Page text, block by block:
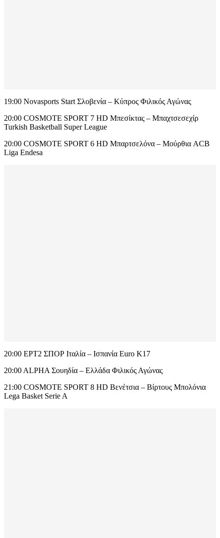
19:00 Novasports Start Σλοβενία – Κύπρος Φιλικός Αγώνας
20:00 COSMOTE SPORT 7 HD Μπεσίκτας – Μπαχτσεσεχίρ
Turkish Basketball Super League
20:00 COSMOTE SPORT 6 HD Μπαρτσελόνα – Μούρθια ACB
Liga Endesa
20:00 ΕΡΤ2 ΣΠΟΡ Ιταλία – Ισπανία Euro Κ17
20:00 ALPHA Σουηδία – Ελλάδα Φιλικός Αγώνας
21:00 COSMOTE SPORT 8 HD Βενέτσια – Βίρτους Μπολόνια
Lega Basket Serie A